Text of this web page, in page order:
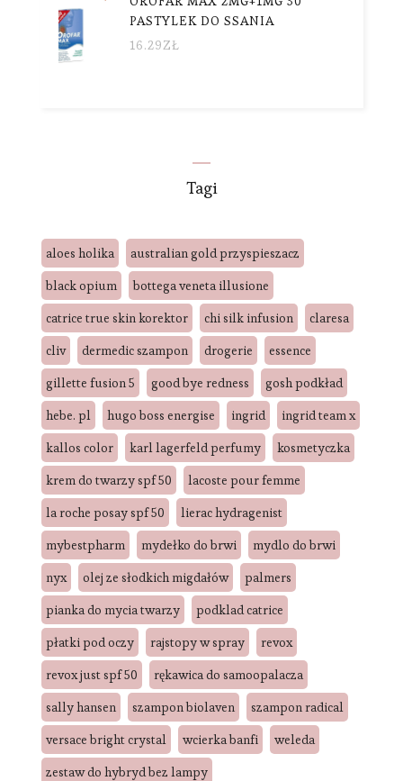
PASTYLEK DO SSANIA
16.29ZŁ
Tagi
aloes holika
australian gold przyspieszacz
black opium
bottega veneta illusione
catrice true skin korektor
chi silk infusion
claresa
cliv
dermedic szampon drogerie
essence
gillette fusion 5
good bye redness
gosh podkład
hebe. pl
hugo boss energise ingrid
ingrid team x
kallos color
karl lagerfeld perfumy
kosmetyczka
krem do twarzy spf 50
lacoste pour femme
la roche posay spf 50
lierac hydragenist
mybestpharm
mydełko do brwi
mydlo do brwi
nyx
olej ze słodkich migdałów
palmers
pianka do mycia twarzy
podklad catrice
płatki pod oczy
rajstopy w spray
revox
revox just spf 50
rękawica do samoopalacza
sally hansen
szampon biolaven
szampon radical
versace bright crystal
wcierka banfi
weleda
zestaw do hybryd bez lampy